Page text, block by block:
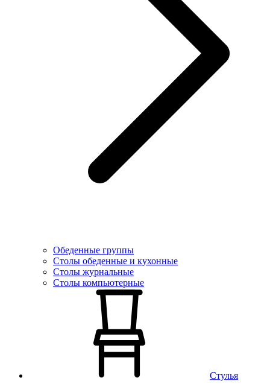
Обеденные группы
Столы обеденные и кухонные
Столы журнальные
Столы компьютерные
Стулья